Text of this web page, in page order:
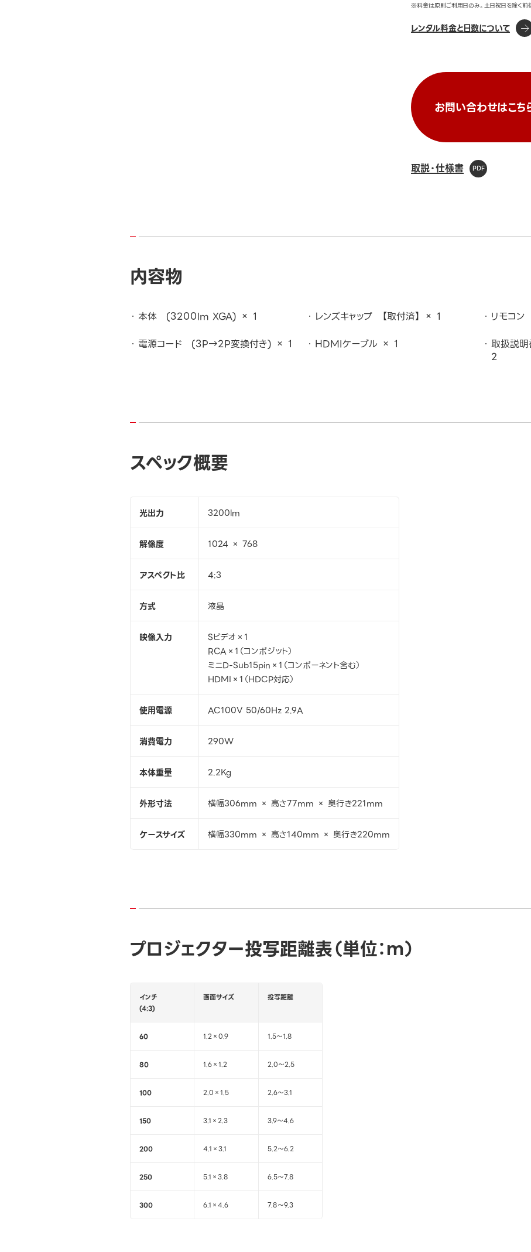
※料金は原則ご利用日のみ。土日祝日を除く前
レンタル料金と日数について
お問い合わせはこち
取説・仕様書
内容物
本体 (3200lm XGA) × 1 レンズキャップ 【取付済】 × 1
リモコ
電源コード (3P→2P変換付き) × 1
HDMIケーブル × 1
取扱説明
2
スペック概要
光出力 3200lm
解像度 1024 × 768
アスペクト比 4:3
方式 液晶
映像入力
Sビデオ×1
RCA×1（コンポジット）
ミニD-Sub15pin×1（コンポーネント含む）
HDMI×1（HDCP対応）
使用電源 AC100V 50/60Hz 2.9A
消費電力 290W
本体重量 2.2Kg
外形寸法 横幅306mm × 高さ77mm × 奥行き221mm
ケースサイズ 横幅330mm × 高さ140mm × 奥行き220mm
プロジェクター投写距離表（単位：ｍ）
インチ
(4:3)
画面サイズ 投写距離
60 1.2×0.9 1.5～1.8
80 1.6×1.2 2.0～2.5
100 2.0×1.5 2.6～3.1
150 3.1×2.3 3.9～4.6
200 4.1×3.1 5.2～6.2
250 5.1×3.8 6.5～7.8
300 6.1×4.6 7.8～9.3